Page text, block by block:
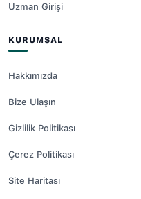
Uzman Girişi
KURUMSAL
Hakkımızda
Bize Ulaşın
Gizlilik Politikası
Çerez Politikası
Site Haritası